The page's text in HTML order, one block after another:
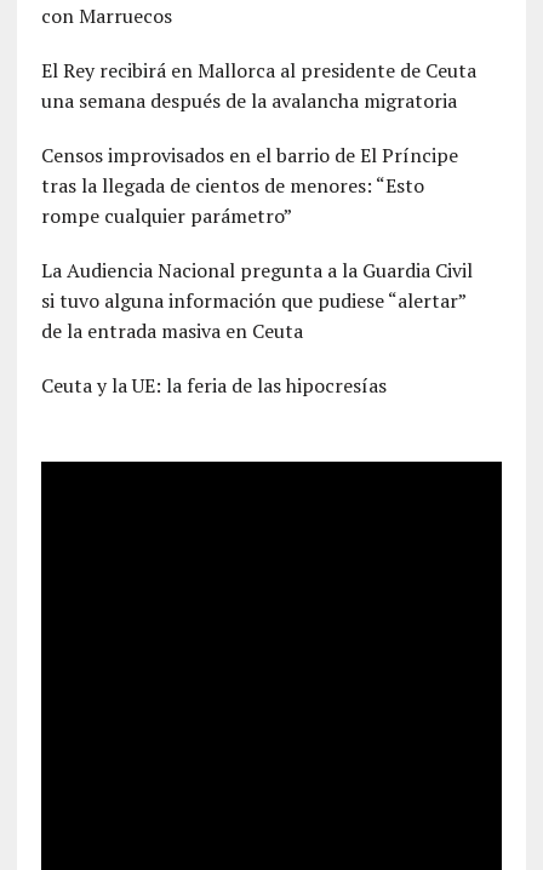
con Marruecos
El Rey recibirá en Mallorca al presidente de Ceuta
una semana después de la avalancha migratoria
Censos improvisados en el barrio de El Príncipe
tras la llegada de cientos de menores: “Esto
rompe cualquier parámetro”
La Audiencia Nacional pregunta a la Guardia Civil
si tuvo alguna información que pudiese “alertar”
de la entrada masiva en Ceuta
Ceuta y la UE: la feria de las hipocresías